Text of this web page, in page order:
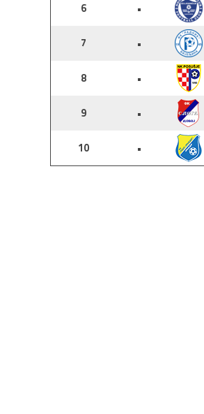
6 •
7 •
8 •
9 •
10 •